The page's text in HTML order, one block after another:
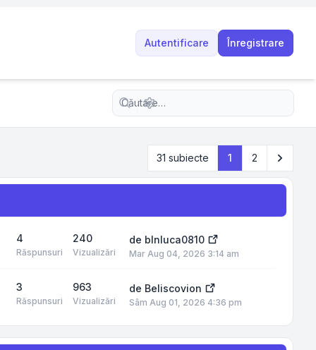
Autentificare Înregistrare
Căutare avansată
31 subiecte 1 2
4
Răspunsuri
240
Vizualizări
de blnluca0810
Mar Aug 04, 2026 3:14 am
3
Răspunsuri
963
Vizualizări
de Beliscovion
Sâm Aug 01, 2026 4:36 pm